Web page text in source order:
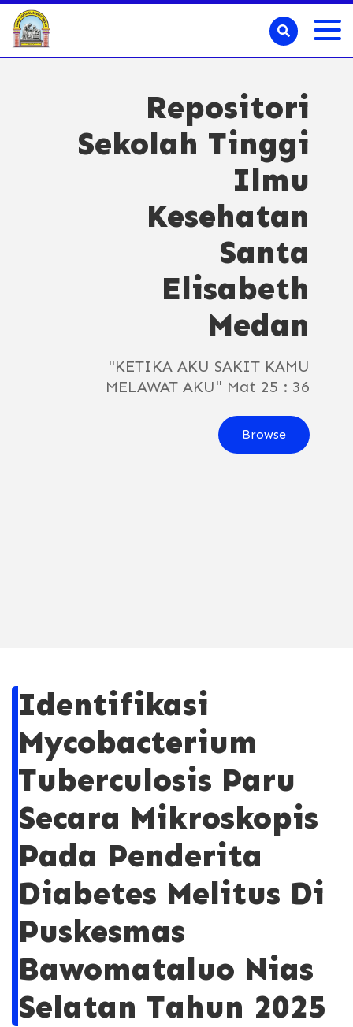
Repositori
Sekolah Tinggi
Ilmu
Kesehatan
Santa
Elisabeth
Medan
"KETIKA AKU SAKIT KAMU
MELAWAT AKU" Mat 25 : 36
Browse
Identifikasi
Mycobacterium
Tuberculosis Paru
Secara Mikroskopis
Pada Penderita
Diabetes Melitus Di
Puskesmas
Bawomataluo Nias
Selatan Tahun 2025